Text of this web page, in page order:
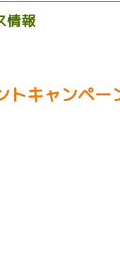
情報
トキャンペー